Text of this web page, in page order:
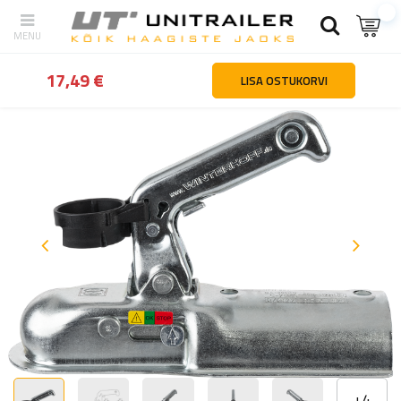
tagasi Kodu Haagiste osad ja tarvikud Haakeseadmed ja
17,49 € LISA OSTUKORVI